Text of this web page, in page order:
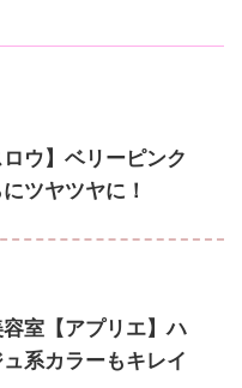
ウ】ベリーピンク
ツヤツヤに！
室【アプリエ】ハ
系カラーもキレイ